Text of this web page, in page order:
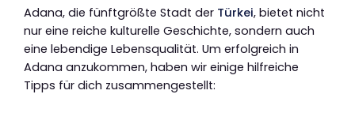
Adana, die fünftgrößte Stadt der Türkei, bietet nicht
nur eine reiche kulturelle Geschichte, sondern auch
eine lebendige Lebensqualität. Um erfolgreich in
Adana anzukommen, haben wir einige hilfreiche
Tipps für dich zusammengestellt: